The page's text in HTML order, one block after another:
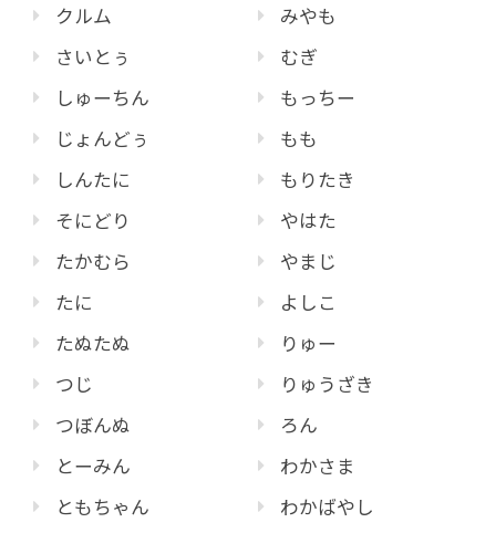
クルム
さいとぅ
しゅーちん
じょんどぅ
しんたに
そにどり
たかむら
たに
たぬたぬ
つじ
つぼんぬ
とーみん
ともちゃん
みやも
むぎ
もっちー
もも
もりたき
やはた
やまじ
よしこ
りゅー
りゅうざき
ろん
わかさま
わかばやし